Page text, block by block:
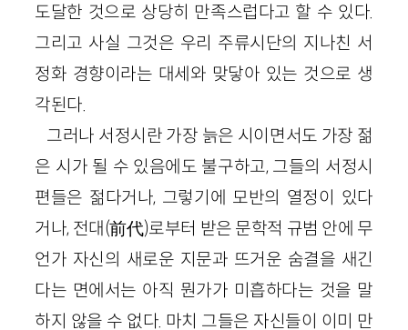
도달한 것으로 상당히 만족스럽다고 할 수 있다.
그리고 사실 그것은 우리 주류시단의 지나친 서
정화 경향이라는 대세와 맞닿아 있는 것으로 생
각된다.
그러나 서정시란 가장 늙은 시이면서도 가장 젊
은 시가 될 수 있음에도 불구하고, 그들의 서정시
편들은 젊다거나, 그렇기에 모반의 열정이 있다
거나, 전대(前代)로부터 받은 문학적 규범 안에 무
언가 자신의 새로운 지문과 뜨거운 숨결을 새긴
다는 면에서는 아직 뭔가가 미흡하다는 것을 말
하지 않을 수 없다. 마치 그들은 자신들이 이미 만